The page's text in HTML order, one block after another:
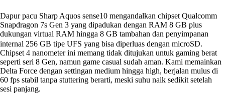
Dapur pacu Sharp Aquos sense10 mengandalkan chipset Qualcomm
Snapdragon 7s Gen 3 yang dipadukan dengan RAM 8 GB plus
dukungan virtual RAM hingga 8 GB tambahan dan penyimpanan
internal 256 GB tipe UFS yang bisa diperluas dengan microSD.
Chipset 4 nanometer ini memang tidak ditujukan untuk gaming berat
seperti seri 8 Gen, namun game casual sudah aman. Kami memainkan
Delta Force dengan settingan medium hingga high, berjalan mulus di
60 fps stabil tanpa stuttering berarti, meski suhu naik sedikit setelah
sesi panjang.